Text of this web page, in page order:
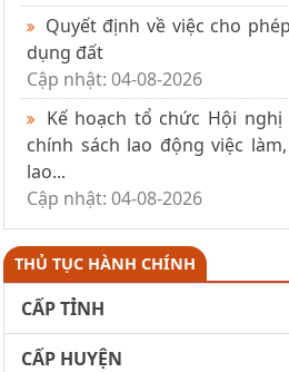
Quyết định về việc cho
dụng đất
Cập nhật: 04-08-2026
Kế hoạch tổ chức Hội
chính sách lao động việc
lao...
Cập nhật: 04-08-2026
THỦ TỤC HÀNH CHÍNH
CẤP TỈNH
CẤP HUYỆN